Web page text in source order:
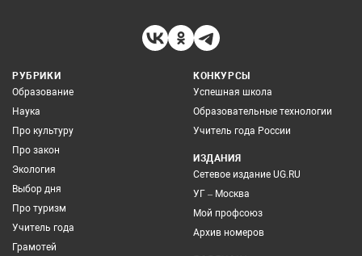
РУБРИКИ
Образование
Наука
Про культуру
Про закон
Экология
Выбор дня
Про туризм
Учитель года
Грамотей
КОНКУРСЫ
Успешная школа
Образовательные технологии
Учитель года России
ИЗДАНИЯ
Сетевое издание UG.RU
УГ – Москва
Мой профсоюз
Архив номеров